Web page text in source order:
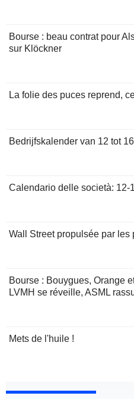
Bourse : beau contrat pour
sur Klöckner
La folie des puces reprend,
Bedrijfskalender van 12 tot
Calendario delle società: 12-
Wall Street propulsée par les
Bourse : Bouygues, Orange
LVMH se réveille, ASML
Mets de l'huile !